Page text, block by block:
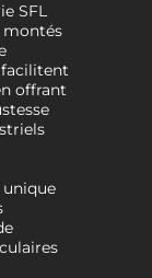
SFL
offrant